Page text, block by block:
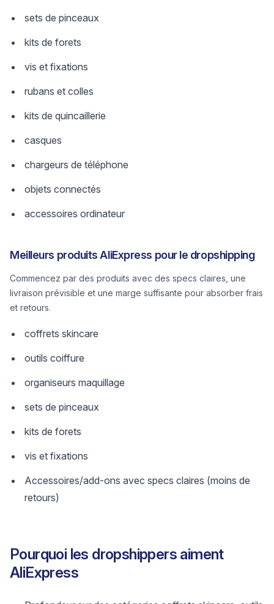
sets de pinceaux
kits de forets
vis et fixations
rubans et colles
kits de quincaillerie
casques
chargeurs de téléphone
objets connectés
accessoires ordinateur
Meilleurs produits AliExpress pour le dropshipping
Commencez par des produits avec des specs claires, une
livraison prévisible et une marge suffisante pour absorber frais
et retours.
coffrets skincare
outils coiffure
organiseurs maquillage
sets de pinceaux
kits de forets
vis et fixations
Accessoires/add-ons avec specs claires (moins de
retours)
Pourquoi les dropshippers aiment
AliExpress